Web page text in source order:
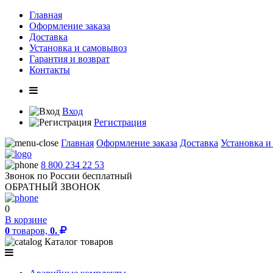
Главная
Оформление заказа
Доставка
Установка и самовывоз
Гарантия и возврат
Контакты
Вход
Регистрация
Главная Оформление заказа Доставка Установка
8 800 234 22 53
Звонок по России бесплатный
ОБРАТНЫЙ ЗВОНОК
0
В корзине
0 товаров, 0.
Каталог товаров